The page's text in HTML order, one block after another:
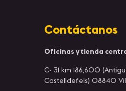
Contáctanos
Oficinas y tienda
C- 31 km 186,600
Castelldefels) 08840